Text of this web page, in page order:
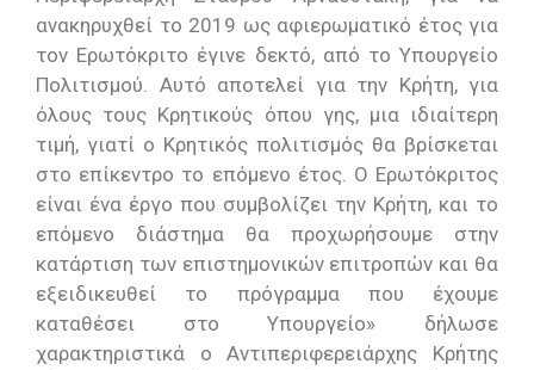
ανακηρυχθεί το 2019 ως αφιερωματικό έτος για
τον Ερωτόκριτο έγινε δεκτό, από το Υπουργείο
Πολιτισμού. Αυτό αποτελεί για την Κρήτη, για
όλους τους Κρητικούς όπου γης, μια ιδιαίτερη
τιμή, γιατί ο Κρητικός πολιτισμός θα βρίσκεται
στο επίκεντρο το επόμενο έτος. Ο Ερωτόκριτος
είναι ένα έργο που συμβολίζει την Κρήτη, και το
επόμενο διάστημα θα προχωρήσουμε στην
κατάρτιση των επιστημονικών επιτροπών και θα
εξειδικευθεί το πρόγραμμα που έχουμε
καταθέσει στο Υπουργείο» δήλωσε
χαρακτηριστικά ο Αντιπεριφερειάρχης Κρήτης